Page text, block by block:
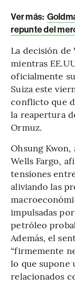
Ver más:
repunte del
La decisión de
mientras
oficialmente
Suiza este
conflicto que
la reapertura
Ormuz.
Ohsung Kwon,
Wells Fargo,
tensiones
aliviando las
impulsadas
petróleo
Además, el
“firmemente
lo que supone
relacionados